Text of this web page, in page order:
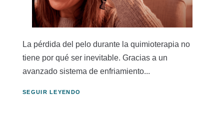
La pérdida del pelo durante la quimioterapia no
tiene por qué ser inevitable. Gracias a un
avanzado sistema de enfriamiento...
SEGUIR LEYENDO